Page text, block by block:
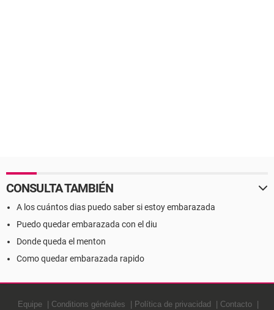
CONSULTA TAMBIÉN
A los cuántos dias puedo saber si estoy embarazada
Puedo quedar embarazada con el diu
Donde queda el menton
Como quedar embarazada rapido
Equipe Conditions générales Política de privacidad Contacto